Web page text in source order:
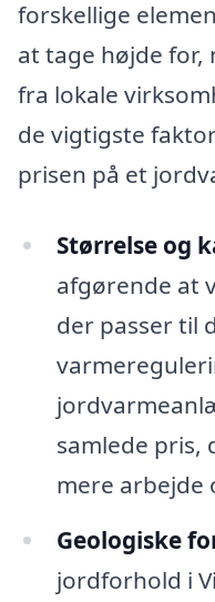
forskellige
at tage højde
fra lokale
de vigtigste
prisen på et
Størrelse og
afgørende at
der passer til
samlede
mere arbejde
Geologiske
jordforhold i